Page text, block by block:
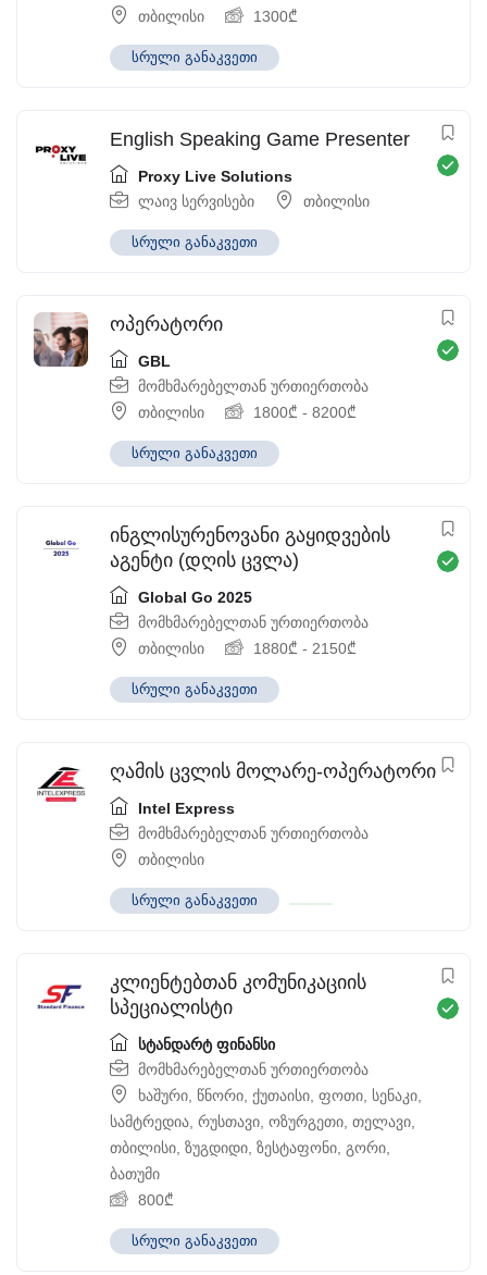
თბილისი
1300₾
სრული განაკვეთი
English Speaking Game Presenter
Proxy Live Solutions
ლაივ სერვისები
თბილისი
სრული განაკვეთი
ოპერატორი
GBL
მომხმარებელთან ურთიერთობა
თბილისი
1800₾ - 8200₾
სრული განაკვეთი
ინგლისურენოვანი გაყიდვების
აგენტი (დღის ცვლა)
Global Go 2025
მომხმარებელთან ურთიერთობა
თბილისი
1880₾ - 2150₾
სრული განაკვეთი
ღამის ცვლის მოლარე-ოპერატორი
Intel Express
მომხმარებელთან ურთიერთობა
თბილისი
სრული განაკვეთი
კლიენტებთან კომუნიკაციის
სპეციალისტი
სტანდარტ ფინანსი
მომხმარებელთან ურთიერთობა
ხაშური წნორი ქუთაისი ფოთი სენაკი
სამტრედია რუსთავი ოზურგეთი თელავი
თბილისი ზუგდიდი ზესტაფონი გორი
ბათუმი
800₾
სრული განაკვეთი